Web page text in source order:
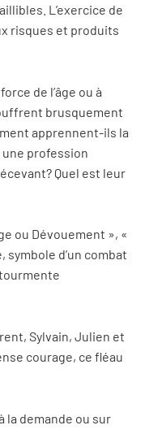
L’exercice de
risques et produits
de l’âge ou à
brusquement
apprennent-ils la
une profession
Quel est leur
ou Dévouement », «
d’un combat
Sylvain, Julien et
courage, ce fléau
la demande ou sur